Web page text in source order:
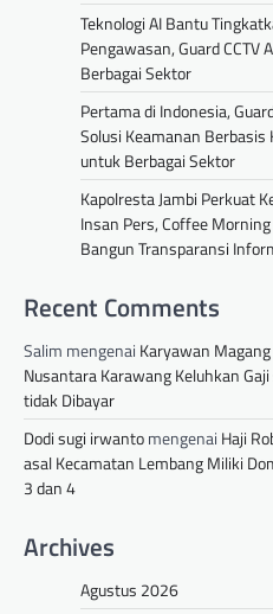
Teknologi AI Bantu
Pengawasan, Guard CCTV
Berbagai Sektor
Pertama di Indonesia,
Solusi Keamanan Berbasis
untuk Berbagai Sektor
Kapolresta Jambi Perkuat
Insan Pers, Coffee
Bangun Transparansi
Recent Comments
Salim mengenai Karyawan
Nusantara Karawang Keluhkan
tidak Dibayar
Dodi sugi irwantomengenai Haji
asal Kecamatan Lembang Miliki
3 dan 4
Archives
Agustus 2026